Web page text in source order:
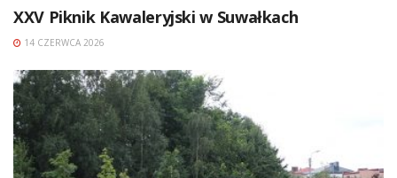
XXV Piknik Kawaleryjski w Suwałkach
14 CZERWCA 2026